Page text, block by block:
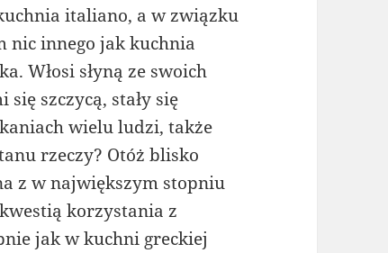
italiano, a w związku
nic innego jak kuchnia
Włosi słyną ze swoich
szczycą, stały się
wielu ludzi, także
rzeczy? Otóż blisko
z w największym stopniu
korzystania z
jak w kuchni greckiej